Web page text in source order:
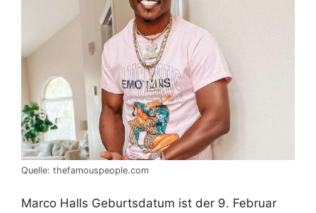
Quelle: thefamouspeople.com
Marco Halls Geburtsdatum ist der 9. Februar